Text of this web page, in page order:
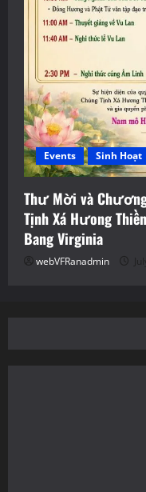
Events Sinh Hoạt
Thư Mời và
Tịnh Xá Hưong
Bang Virginia
webVFRanadmin